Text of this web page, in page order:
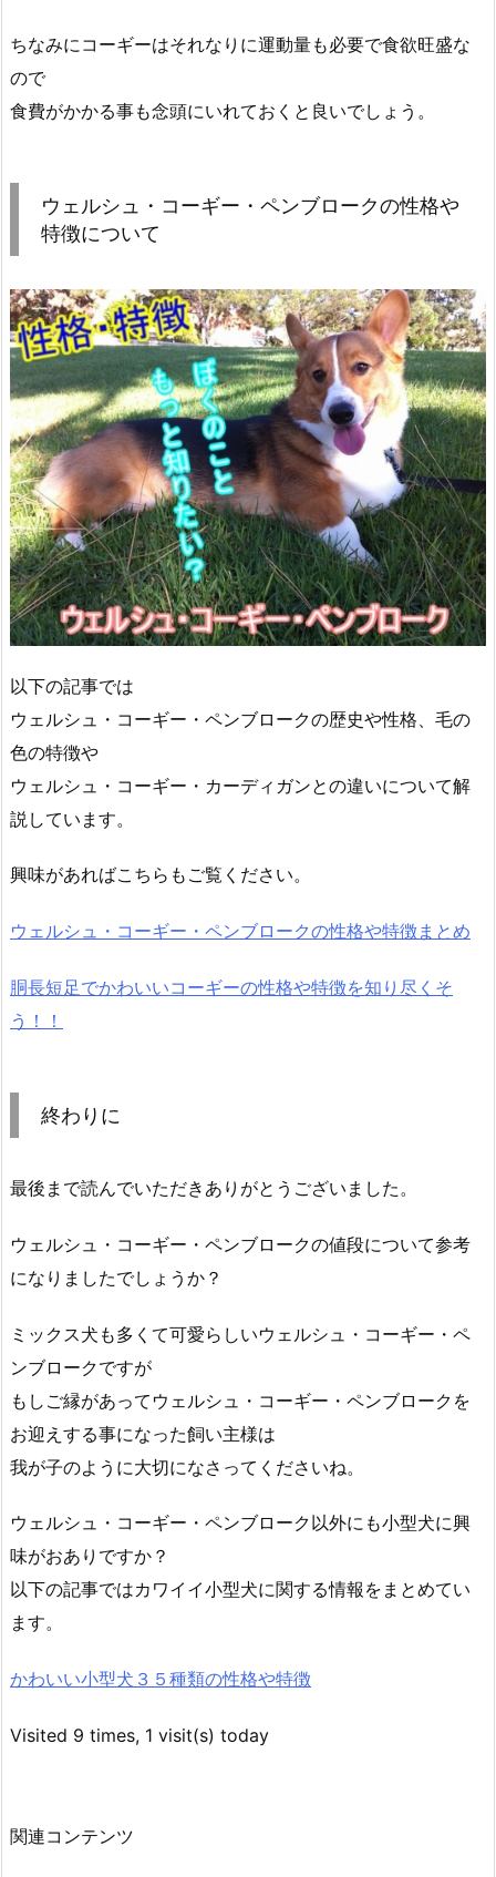
ちなみにコーギーはそれなりに運動量も必要で食欲旺盛な
ので
食費がかかる事も念頭にいれておくと良いでしょう。
ウェルシュ・コーギー・ペンブロークの性格や
特徴について
以下の記事では
ウェルシュ・コーギー・ペンブロークの歴史や性格、毛の
色の特徴や
ウェルシュ・コーギー・カーディガンとの違いについて解
説しています。
興味があればこちらもご覧ください。
ウェルシュ・コーギー・ペンブロークの性格や特徴まとめ
胴長短足でかわいいコーギーの性格や特徴を知り尽くそ
う！！
終わりに
最後まで読んでいただきありがとうございました。
ウェルシュ・コーギー・ペンブロークの値段について参考
になりましたでしょうか？
ミックス犬も多くて可愛らしいウェルシュ・コーギー・ペ
ンブロークですが
もしご縁があってウェルシュ・コーギー・ペンブロークを
お迎えする事になった飼い主様は
我が子のように大切になさってくださいね。
ウェルシュ・コーギー・ペンブローク以外にも小型犬に興
味がおありですか？
以下の記事ではカワイイ小型犬に関する情報をまとめてい
ます。
かわいい小型犬３５種類の性格や特徴
Visited 9 times, 1 visit(s) today
関連コンテンツ